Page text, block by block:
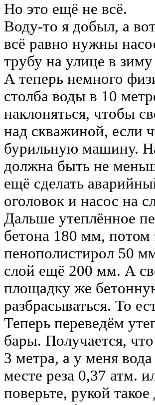
Но это ещё не всё.
Воду-то я добыл, а
всё равно нужны
трубу на улице в зиму
А теперь немного
столба воды в 10
наклоняться, чтобы
над скважиной, если
бурильную машину.
должна быть не
ещё сделать
оголовок и насос на
Дальше утеплённое
бетона 180 мм, потом
пенополистирол 50
слой ещё 200 мм. А
площадку же
разбрасываться. То
Теперь переведём
бары. Получается,
3 метра, а у меня
месте реза 0,37 атм.
поверьте, рукой